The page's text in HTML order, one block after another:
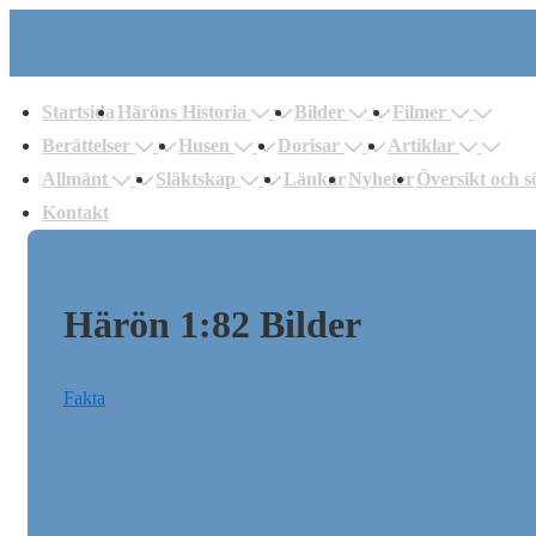
huvudinnehåll
Startsida Häröns Historia Bilder
Filmer
Berättelser
Husen Dorisar
Artiklar
Allmänt
Släktskap LänkarNyheterÖversikt och
Kontakt
Härön 1:82 Bilder
Fakta